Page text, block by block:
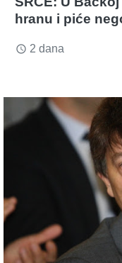
hranu i piće
access_time 2 dana